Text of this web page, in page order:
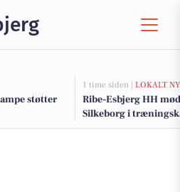
støtter
1 time siden | LOKALT
Ribe-Esbjerg HH
Silkeborg i